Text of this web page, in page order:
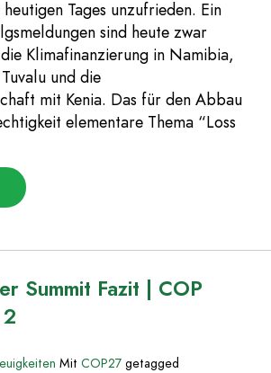
Tages unzufrieden. Ein
sind heute zwar
Klimafinanzierung in Namibia,
und die
mit Kenia. Das für den Abbau
elementare Thema “Loss
„Der
Summit Fazit | COP
Mit COP27 getagged